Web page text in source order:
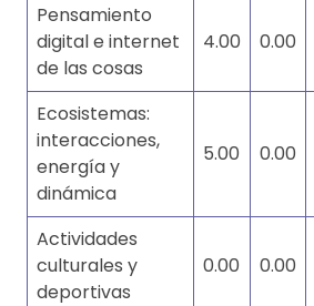
Pensamiento
digital e internet
de las cosas
4.00 0.00
Ecosistemas:
interacciones,
energía y
dinámica
5.00 0.00
Actividades
culturales y
deportivas
0.00 0.00